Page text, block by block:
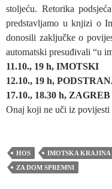
stoljeću. Retorika
predstavljamo u knjizi o
donosili zaključke o
automatski presuđivali “u
11.10., 19 h, IMOTSKI
12.10., 19 h,
17.10., 18.30 h, ZAGREB
Onaj koji ne uči iz povijesti
HOS IMOTSKA KRAJINA
ZA DOM SPREMNI